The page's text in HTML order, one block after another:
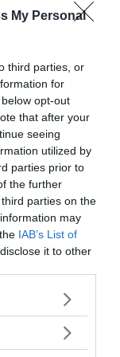
My Personal
third parties, or
for
opt-out
that after your
seeing
utilized by
parties prior to
the further
parties on the
may
IAB’s List of
it to other
or more Google
may click to
legati alle
14 anni): il
ipotetico-
conseguenze
equilibrio tra
capacità
le operazioni